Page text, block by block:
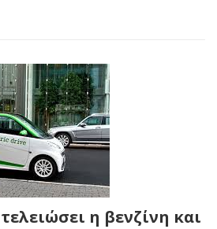
η βενζίνη και